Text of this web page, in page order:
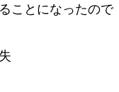
ことになったので